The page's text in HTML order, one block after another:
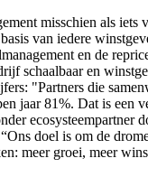
misschien als iets
van iedere
en de
schaalbaar en
"Partners die
jaar 81%. Dat is een
ecosysteempartner
doel is om de
meer groei, meer